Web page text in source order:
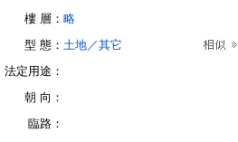
樓 層： 略
型 態： 土地／其它
法定用途：
朝 向：
臨路：